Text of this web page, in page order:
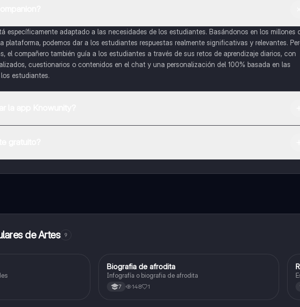
específicamente adaptado a las necesidades de los estudiantes. Basándonos en los millones
plataforma, podemos dar a los estudiantes respuestas realmente significativas y relevantes.
el compañero también guía a los estudiantes a través de sus retos de aprendizaje diarios, con
cuestionarios o contenidos en el chat y una personalización del 100% basada en las
estudiantes.
dinero utilizando la aplicación, que te permitirá acceder a determinadas funciones.
de Artes 9
Artes
Biografia de afrodita
Infografía o biografia de afrodita
7 148 1